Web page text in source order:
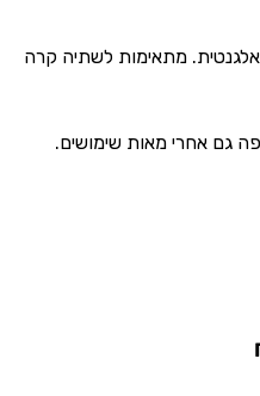
מתאימות לשתיה קרה
גם אחרי מאות שימושים.